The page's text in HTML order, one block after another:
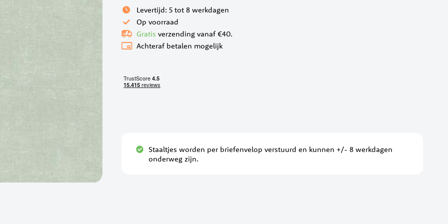
Levertijd: 5 tot 8 werkdagen
Op voorraad
Gratis verzending vanaf €40.
Achteraf betalen mogelijk
Staaltjes worden per briefenvelop verstuurd en kunnen +/- 8 werkdagen
onderweg zijn.